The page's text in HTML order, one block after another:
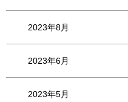
2023年8月
2023年6月
2023年5月